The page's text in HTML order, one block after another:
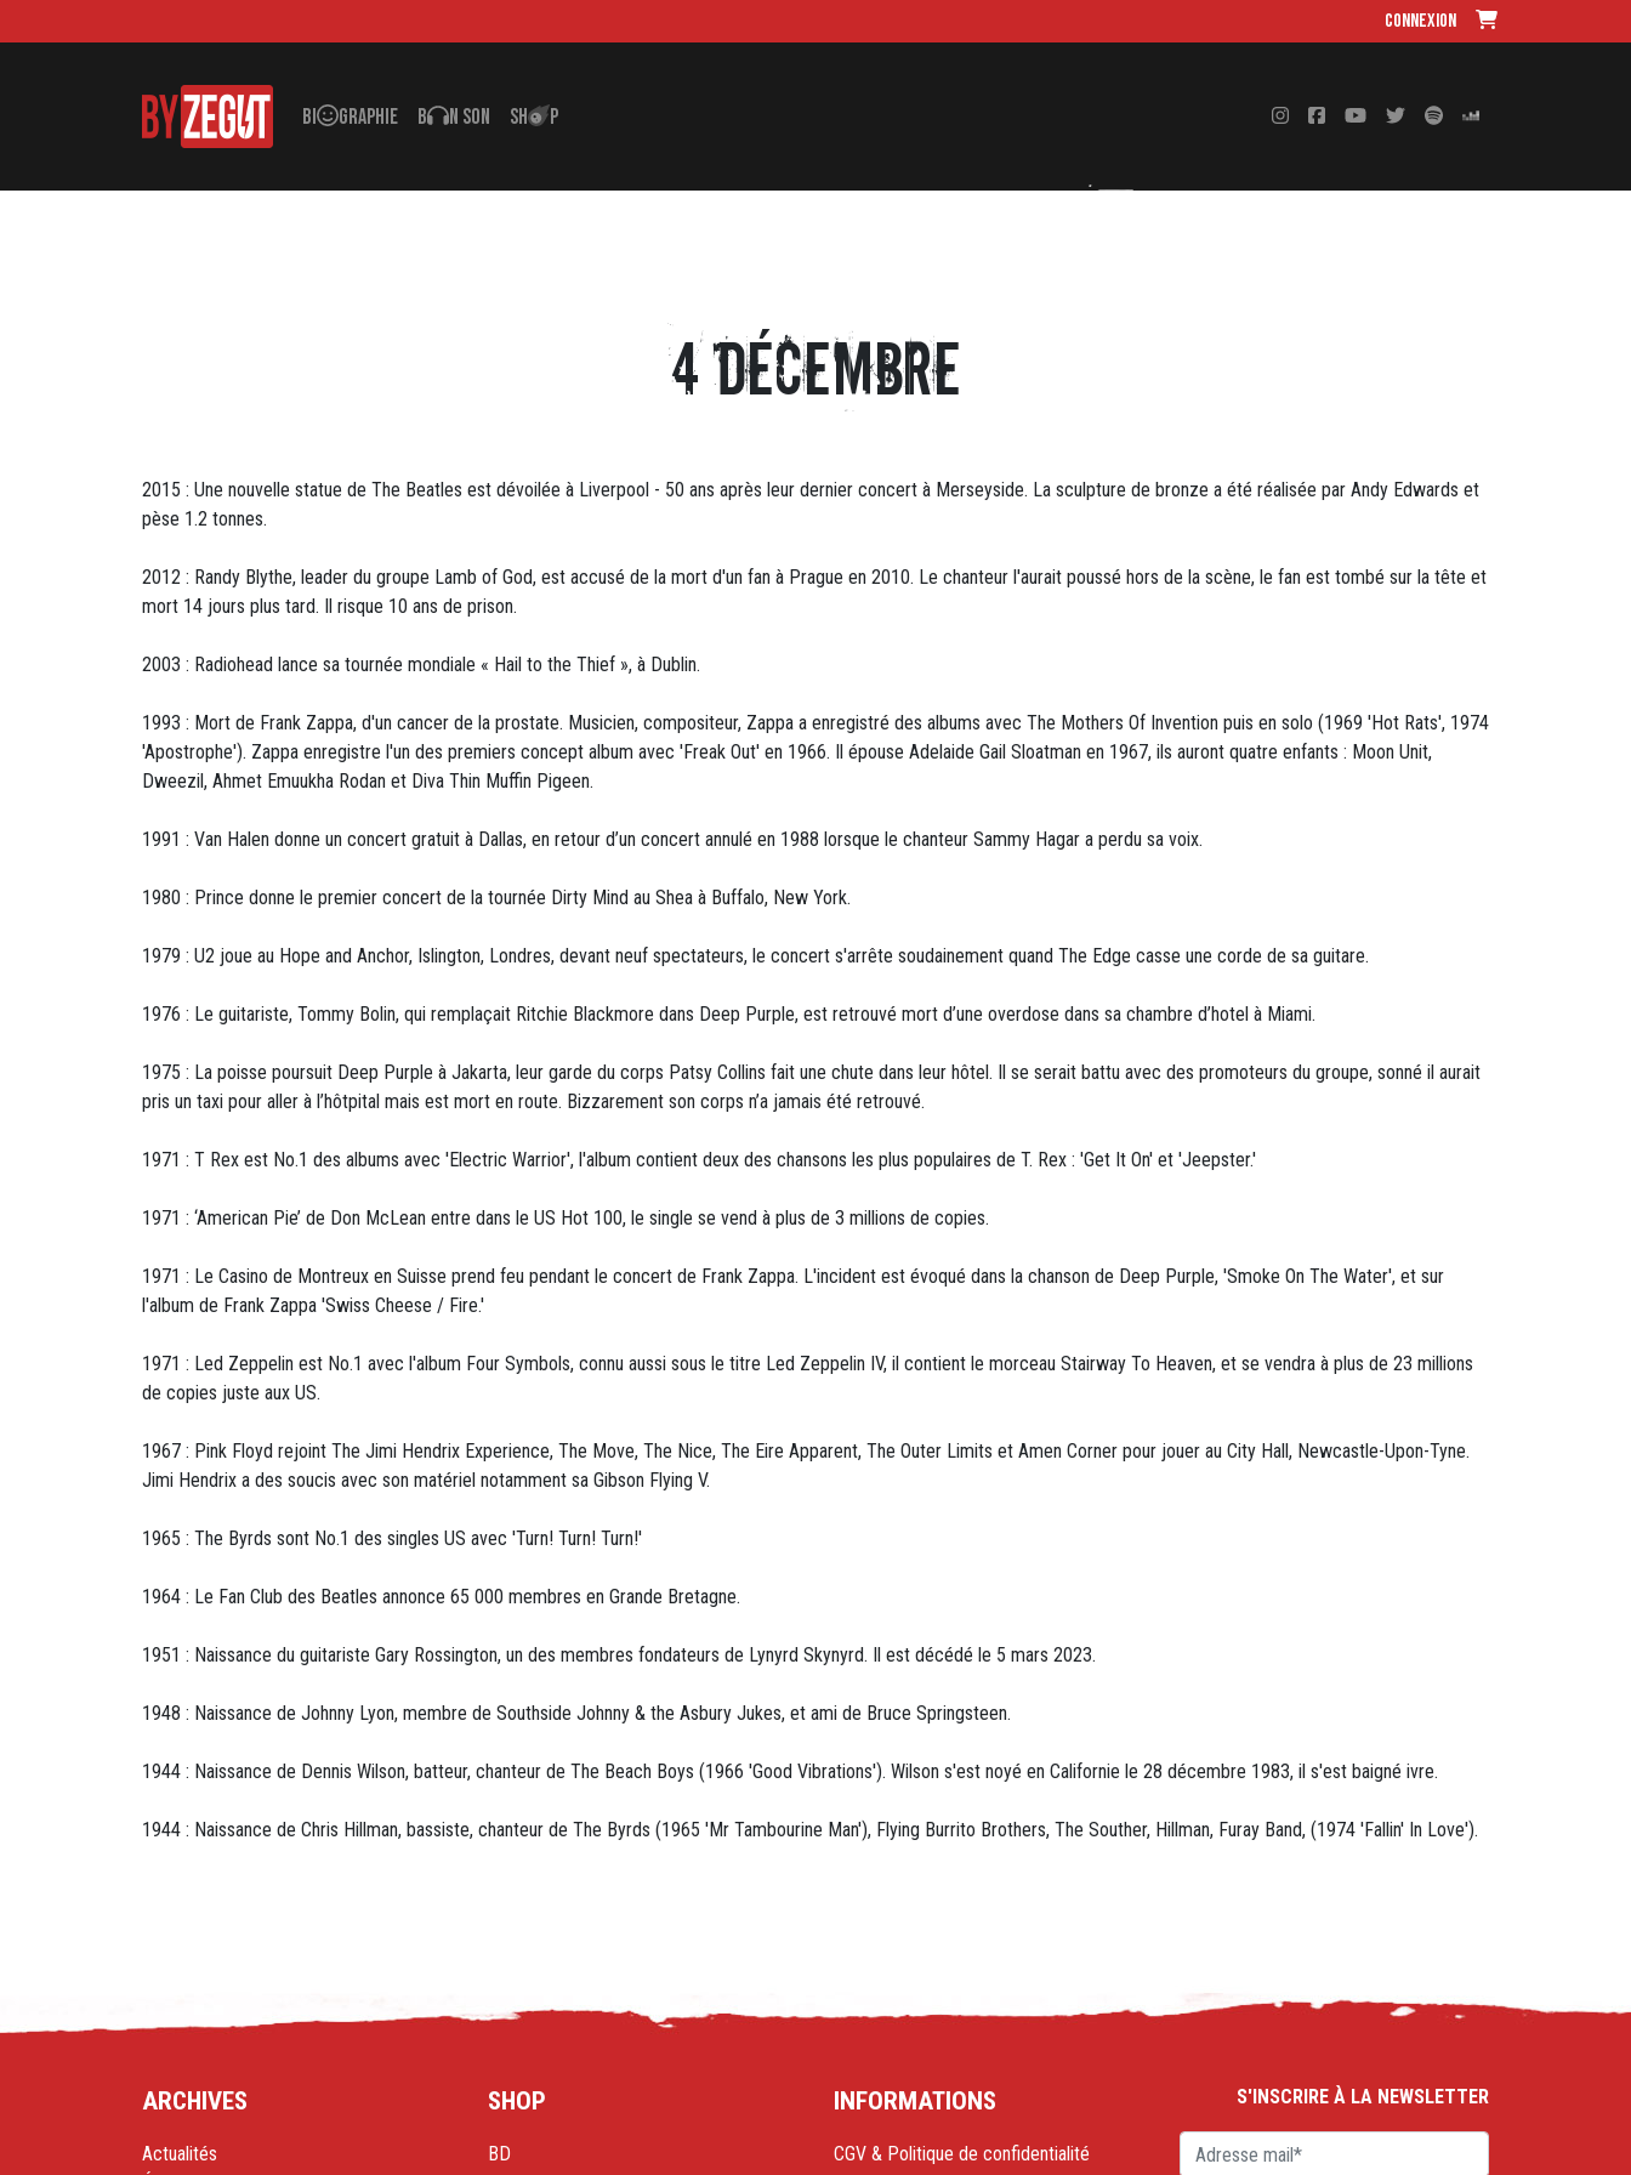
Connexion
BI GRAPHIE B N SON SH P
4 Décembre
2015 : Une nouvelle statue de The Beatles est dévoilée à Liverpool - 50 ans après leur dernier concert à Merseyside. La sculpture de bronze a été réalisée par Andy Edwards et
pèse 1.2 tonnes.
2012 : Randy Blythe, leader du groupe Lamb of God, est accusé de la mort d'un fan à Prague en 2010. Le chanteur l'aurait poussé hors de la scène, le fan est tombé sur la tête et
mort 14 jours plus tard. Il risque 10 ans de prison.
2003 : Radiohead lance sa tournée mondiale « Hail to the Thief », à Dublin.
1993 : Mort de Frank Zappa, d'un cancer de la prostate. Musicien, compositeur, Zappa a enregistré des albums avec The Mothers Of Invention puis en solo (1969 'Hot Rats', 1974
'Apostrophe'). Zappa enregistre l'un des premiers concept album avec 'Freak Out' en 1966. Il épouse Adelaide Gail Sloatman en 1967, ils auront quatre enfants : Moon Unit,
Dweezil, Ahmet Emuukha Rodan et Diva Thin Muffin Pigeen.
1991 : Van Halen donne un concert gratuit à Dallas, en retour d’un concert annulé en 1988 lorsque le chanteur Sammy Hagar a perdu sa voix.
1980 : Prince donne le premier concert de la tournée Dirty Mind au Shea à Buffalo, New York.
1979 : U2 joue au Hope and Anchor, Islington, Londres, devant neuf spectateurs, le concert s'arrête soudainement quand The Edge casse une corde de sa guitare.
1976 : Le guitariste, Tommy Bolin, qui remplaçait Ritchie Blackmore dans Deep Purple, est retrouvé mort d’une overdose dans sa chambre d’hotel à Miami.
1975 : La poisse poursuit Deep Purple à Jakarta, leur garde du corps Patsy Collins fait une chute dans leur hôtel. Il se serait battu avec des promoteurs du groupe, sonné il aurait
pris un taxi pour aller à l’hôtpital mais est mort en route. Bizzarement son corps n’a jamais été retrouvé.
1971 : T Rex est No.1 des albums avec 'Electric Warrior', l'album contient deux des chansons les plus populaires de T. Rex : 'Get It On' et 'Jeepster.'
1971 : ‘American Pie’ de Don McLean entre dans le US Hot 100, le single se vend à plus de 3 millions de copies.
1971 : Le Casino de Montreux en Suisse prend feu pendant le concert de Frank Zappa. L'incident est évoqué dans la chanson de Deep Purple, 'Smoke On The Water', et sur
l'album de Frank Zappa 'Swiss Cheese / Fire.'
1971 : Led Zeppelin est No.1 avec l'album Four Symbols, connu aussi sous le titre Led Zeppelin IV, il contient le morceau Stairway To Heaven, et se vendra à plus de 23 millions
de copies juste aux US.
1967 : Pink Floyd rejoint The Jimi Hendrix Experience, The Move, The Nice, The Eire Apparent, The Outer Limits et Amen Corner pour jouer au City Hall, Newcastle-Upon-Tyne.
Jimi Hendrix a des soucis avec son matériel notamment sa Gibson Flying V.
1965 : The Byrds sont No.1 des singles US avec 'Turn! Turn! Turn!'
1964 : Le Fan Club des Beatles annonce 65 000 membres en Grande Bretagne.
1951 : Naissance du guitariste Gary Rossington, un des membres fondateurs de Lynyrd Skynyrd. Il est décédé le 5 mars 2023.
1948 : Naissance de Johnny Lyon, membre de Southside Johnny & the Asbury Jukes, et ami de Bruce Springsteen.
1944 : Naissance de Dennis Wilson, batteur, chanteur de The Beach Boys (1966 'Good Vibrations'). Wilson s'est noyé en Californie le 28 décembre 1983, il s'est baigné ivre.
1944 : Naissance de Chris Hillman, bassiste, chanteur de The Byrds (1965 'Mr Tambourine Man'), Flying Burrito Brothers, The Souther, Hillman, Furay Band, (1974 'Fallin' In Love').
ARCHIVES
Actualités
SHOP
BD
INFORMATIONS
CGV & Politique de confidentialité
S'INSCRIRE À LA NEWSLETTER